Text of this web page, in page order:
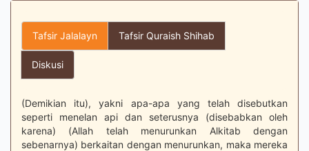
Tafsir Jalalayn Tafsir Quraish Shihab
Diskusi
(Demikian itu), yakni apa-apa yang telah disebutkan
seperti menelan api dan seterusnya (disebabkan oleh
karena) (Allah telah menurunkan Alkitab dengan
sebenarnya) berkaitan dengan menurunkan, maka mereka